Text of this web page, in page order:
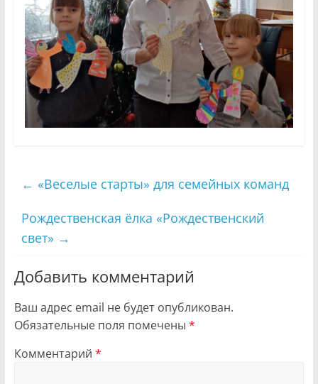
← «Веселые старты» для семейных команд
Рождественская ёлка «Рождественский
свет» →
Добавить комментарий
Ваш адрес email не будет опубликован.
Обязательные поля помечены *
Комментарий *